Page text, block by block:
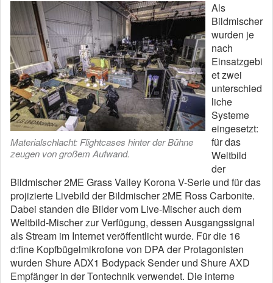
Materialschlacht: Flightcases hinter der Bühne
zeugen von großem Aufwand.
Als
Bildmischer
wurden je
nach
Einsatzgebi
et zwei
unterschied
liche
Systeme
eingesetzt:
für das
Weltbild
der
Bildmischer 2ME Grass Valley Korona V-Serie und für das
projizierte Livebild der Bildmischer 2ME Ross Carbonite.
Dabei standen die Bilder vom Live-Mischer auch dem
Weltbild-Mischer zur Verfügung, dessen Ausgangssignal
als Stream im Internet veröffentlicht wurde. Für die 16
d:fine Kopfbügelmikrofone von DPA der Protagonisten
wurden Shure ADX1 Bodypack Sender und Shure AXD
Empfänger in der Tontechnik verwendet. Die interne